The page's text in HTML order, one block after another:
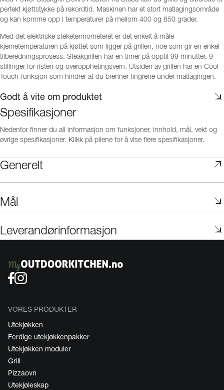
perfekt kjøttstykke på rekordtid. Maskinen har et stort matlagingsområde
og kan komme opp i temperaturer på mellom 400 og 850 grader.
Med det elektriske steketermometeret er det enkelt å måle
kjernetemperaturen på kjøttet som ligger på grillen, noe som gir en enkel
tilberedningsprosess. Steakgrillen har en timer på opptil 99 minutter, 9
stillinger for risten og overopphetingsvern. Utsiden av grillen har en Cool-
Touch-funksjon som hindrer at du brenner fingrene under matlagingen.
Godt å vite om produktet
Spesifikasjoner
Nedenfor finner du all informasjon om funksjoner, innhold, mål, vekt og
øvrige spesifikasjoner. Klikk på pilene for å vise flere spesifikasjoner.
Generelt
Mål
Leverandørinformasjon
VORES PRODUKTER
Utekjøkken
Ferdige utekjøkkenpakker
Utekjøkken moduler
Grill
Pizzaovn
Utekjøleskap